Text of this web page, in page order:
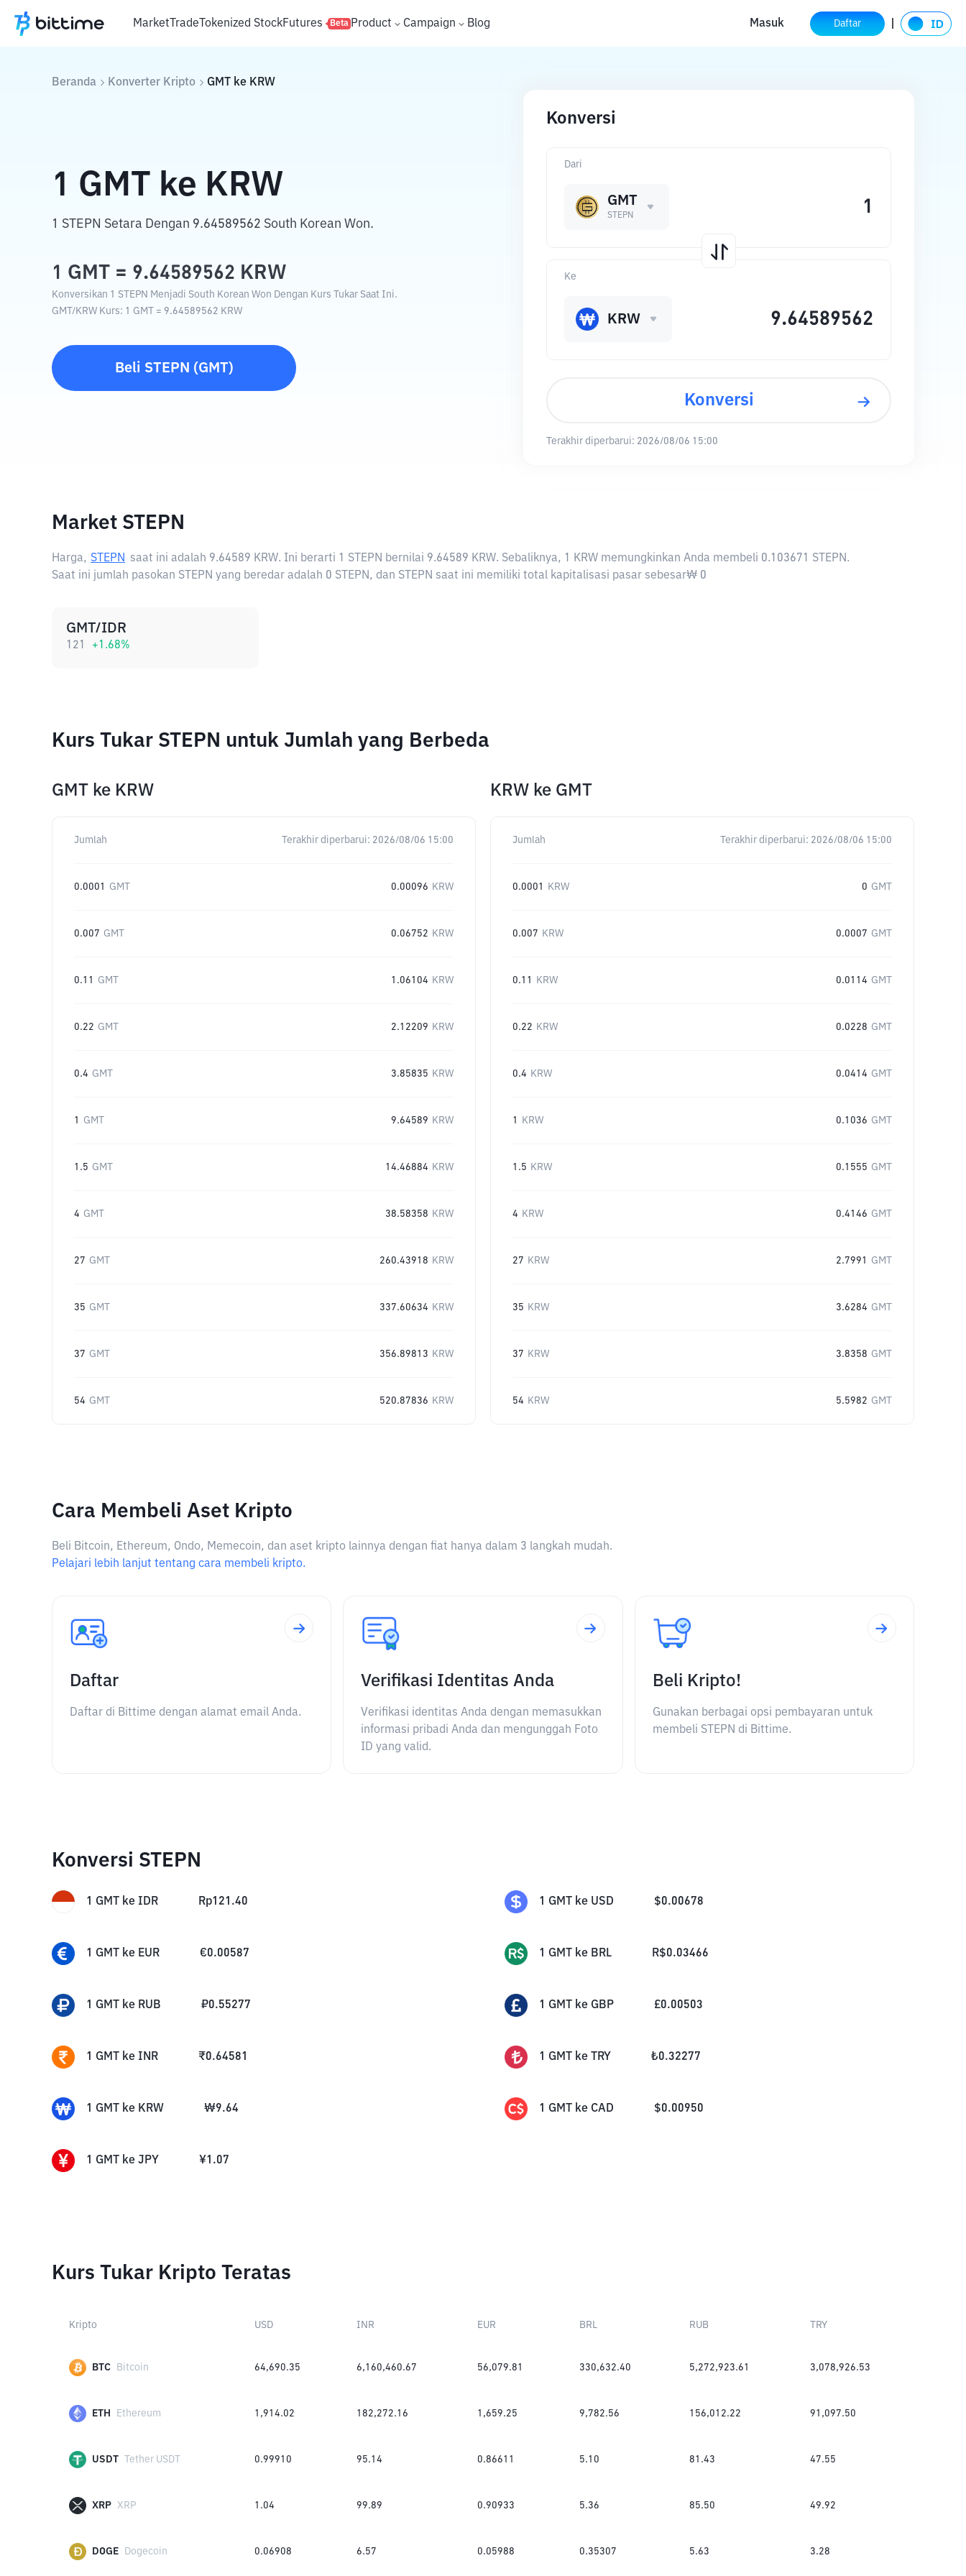
MarketTradeTokenized StockFutures Beta Product Campaign Blog Masuk Daftar
Beranda Konverter Kripto GMT ke KRW
1 GMT ke KRW
1 STEPN Setara Dengan 9.64589562 South Korean Won.
1 GMT = 9.64589562 KRW
Konversikan 1 STEPN Menjadi South Korean Won Dengan Kurs Tukar Saat Ini.
GMT /KRW Kurs: 1 GMT = 9.64589562 KRW
Beli STEPN (GMT)
Konversi
Dari
GMT
STEPN
Ke
KRW
Konversi
Terakhir diperbarui: 2026/08/06 15:00
Market STEPN
Harga, STEPN saat ini adalah 9.64589 KRW. Ini berarti 1 STEPN bernilai 9.64589 KRW. Sebaliknya, 1 KRW memungkinkan Anda membeli 0.103671 STEPN.
Saat ini jumlah pasokan STEPN yang beredar adalah 0 STEPN, dan STEPN saat ini memiliki total kapitalisasi pasar sebesar₩ 0
GMT/IDR
121 +1.68%
Kurs Tukar STEPN untuk Jumlah yang Berbeda
GMT ke KRW
Jumlah Terakhir diperbarui: 2026/08/06 15:00
0.0001 GMT 0.00096 KRW
0.007 GMT 0.06752 KRW
0.11 GMT 1.06104 KRW
0.22 GMT 2.12209 KRW
0.4 GMT 3.85835 KRW
1 GMT 9.64589 KRW
1.5 GMT 14.46884 KRW
4 GMT 38.58358 KRW
27 GMT 260.43918 KRW
35 GMT 337.60634 KRW
37 GMT 356.89813 KRW
54 GMT 520.87836 KRW
KRW ke GMT
Jumlah Terakhir diperbarui: 2026/08/06 15:00
0.0001 KRW 0 GMT
0.007 KRW 0.0007 GMT
0.11 KRW 0.0114 GMT
0.22 KRW 0.0228 GMT
0.4 KRW 0.0414 GMT
1 KRW 0.1036 GMT
1.5 KRW 0.1555 GMT
4 KRW 0.4146 GMT
27 KRW 2.7991 GMT
35 KRW 3.6284 GMT
37 KRW 3.8358 GMT
54 KRW 5.5982 GMT
Cara Membeli Aset Kripto
Beli Bitcoin, Ethereum, Ondo, Memecoin, dan aset kripto lainnya dengan fiat hanya dalam 3 langkah mudah.
Pelajari lebih lanjut tentang cara membeli kripto.
Daftar
Daftar di Bittime dengan alamat email Anda.
Verifikasi Identitas Anda
Verifikasi identitas Anda dengan memasukkan
informasi pribadi Anda dan mengunggah Foto
ID yang valid.
Beli Kripto!
Gunakan berbagai opsi pembayaran untuk
membeli STEPN di Bittime.
Konversi STEPN
1 GMT ke IDR Rp121.40 1 GMT ke USD $0.00678
1 GMT ke EUR €0.00587 1 GMT ke BRL R$0.03466
1 GMT ke RUB ₽0.55277 1 GMT ke GBP £0.00503
1 GMT ke INR ₹0.64581 1 GMT ke TRY ₺0.32277
1 GMT ke KRW ₩9.64 1 GMT ke CAD $0.00950
1 GMT ke JPY ¥1.07
Kurs Tukar Kripto Teratas
Kripto USD INR EUR BRL RUB TRY
BTC Bitcoin 64,690.35 6,160,460.67 56,079.81 330,632.40 5,272,923.61 3,078,926.53
ETH Ethereum 1,914.02 182,272.16 1,659.25 9,782.56 156,012.22 91,097.50
USDT Tether USDT 0.99910 95.14 0.86611 5.10 81.43 47.55
XRP XRP 1.04 99.89 0.90933 5.36 85.50 49.92
DOGE Dogecoin 0.06908 6.57 0.05988 0.35307 5.63 3.28